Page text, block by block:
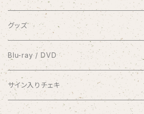
有料配信ライブ
1coin配信 クラブ美緒
過去の録画ライブ視聴チケット
シングル
おやすみなさい
花束をあなたに
Piano Letter
ミニアルバム
アナスタシア
明日が聴こえる
フルアルバム
グッズ
ブロマイド
10周年メモリアルフォトブック
Blu-ray / DVD
2017.7.2 渋谷プレジャープレジャー
サイン入りチェキ